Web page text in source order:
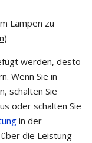
Lampen zu
)
werden, desto
Wenn Sie in
schalten Sie
oder schalten Sie
in der
die Leistung